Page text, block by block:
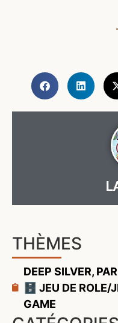
THÈMES
DEEP SILVER,
🗄️ JEU DE ROLE/
GAME